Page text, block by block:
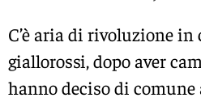
C’è aria di rivoluzione in
giallorossi, dopo aver
hanno deciso di